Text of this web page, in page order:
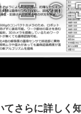
てさらに詳しく